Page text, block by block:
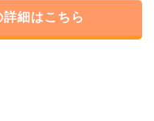
細はこちら